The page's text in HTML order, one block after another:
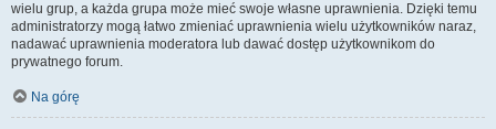
wielu grup, a każda grupa może mieć swoje własne uprawnienia. Dzięki temu
administratorzy mogą łatwo zmieniać uprawnienia wielu użytkowników naraz,
nadawać uprawnienia moderatora lub dawać dostęp użytkownikom do
prywatnego forum.
Na górę